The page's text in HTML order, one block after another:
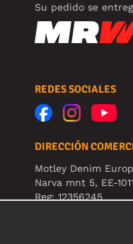
Su pedido se
REDES SOCIALES
DIRECCIÓN
Motley Denim
Narva mnt 5, EE-
Reg: 12356245